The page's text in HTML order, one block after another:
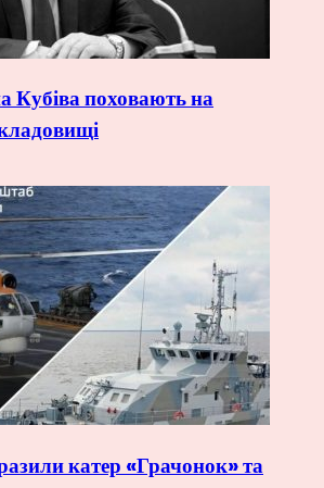
Кубіва поховають на
катер «Грачонок» та